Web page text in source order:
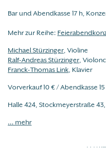
Bar und Abendkasse 17 h,
Mehr zur Reihe:
Michael Stürzinger, Violine
Ralf-Andreas Stürzinger,
Franck-Thomas Link, Klavier
Vorverkauf 10 € / Abendkasse
Halle 424, Stockmeyerstraße
... mehr